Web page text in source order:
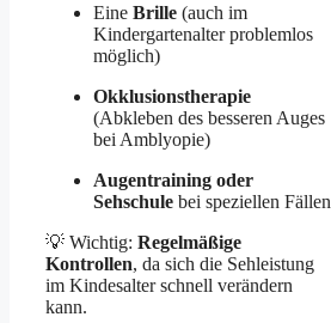
Eine Brille (auch im
Kindergartenalter problemlos
möglich)
Okklusionstherapie
(Abkleben des besseren Auges
bei Amblyopie)
Augentraining oder
Sehschule bei speziellen Fällen
💡 Wichtig: Regelmäßige
Kontrollen, da sich die Sehleistung
im Kindesalter schnell verändern
kann.